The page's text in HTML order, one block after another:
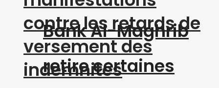
contre les retards de
versement des
indemnités
Bank Al-Maghrib
retire certaines